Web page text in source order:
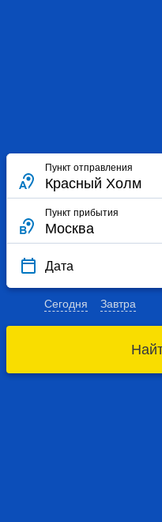
Пункт отправления
Пункт прибытия
Дата
Сегодня Завтра